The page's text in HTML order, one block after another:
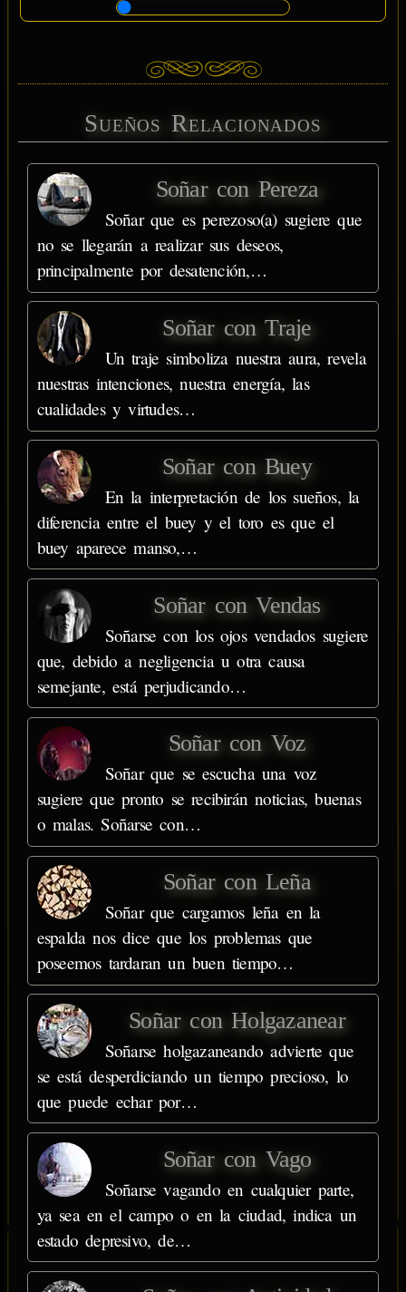
Sueños Relacionados
Soñar con Pereza
Soñar que es perezoso(a) sugiere que
no se llegarán a realizar sus deseos,
principalmente por desatención,…
Soñar con Traje
Un traje simboliza nuestra aura, revela
nuestras intenciones, nuestra energía, las
cualidades y virtudes…
Soñar con Buey
En la interpretación de los sueños, la
diferencia entre el buey y el toro es que el
buey aparece manso,…
Soñar con Vendas
Soñarse con los ojos vendados sugiere
que, debido a negligencia u otra causa
semejante, está perjudicando…
Soñar con Voz
Soñar que se escucha una voz
sugiere que pronto se recibirán noticias, buenas
o malas. Soñarse con…
Soñar con Leña
Soñar que cargamos leña en la
espalda nos dice que los problemas que
poseemos tardaran un buen tiempo…
Soñar con Holgazanear
Soñarse holgazaneando advierte que
se está desperdiciando un tiempo precioso, lo
que puede echar por…
Soñar con Vago
Soñarse vagando en cualquier parte,
ya sea en el campo o en la ciudad, indica un
estado depresivo, de…